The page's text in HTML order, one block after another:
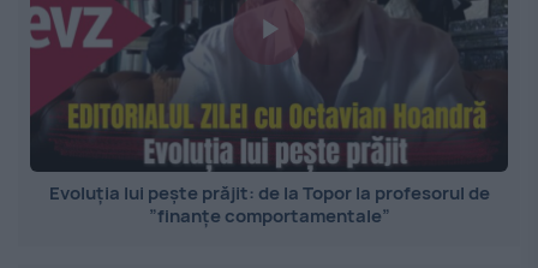
Evoluția lui pește prăjit: de la Topor la profesorul de
”finanțe comportamentale”